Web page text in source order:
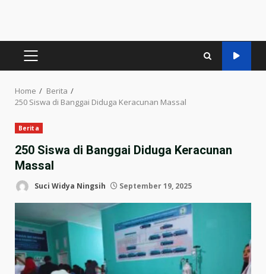
PRIMARY
Home
Berita
250 Siswa di Banggai Diduga Keracunan Massal
Berita
250 Siswa di Banggai Diduga Keracunan
Massal
Suci Widya Ningsih September 19, 2025